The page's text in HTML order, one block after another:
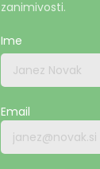
zanimivosti.
Ime
Email